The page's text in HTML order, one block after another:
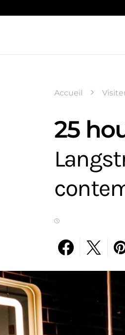
Accueil
25